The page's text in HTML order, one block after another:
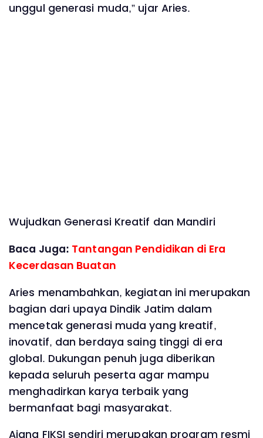
unggul generasi muda,” ujar Aries.
Wujudkan Generasi Kreatif dan Mandiri
Baca Juga: Tantangan Pendidikan di Era
Kecerdasan Buatan
Aries menambahkan, kegiatan ini merupakan
bagian dari upaya Dindik Jatim dalam
mencetak generasi muda yang kreatif,
inovatif, dan berdaya saing tinggi di era
global. Dukungan penuh juga diberikan
kepada seluruh peserta agar mampu
menghadirkan karya terbaik yang
bermanfaat bagi masyarakat.
Ajang FIKSI sendiri merupakan program resmi